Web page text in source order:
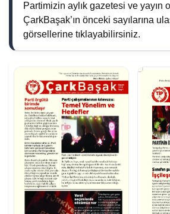
Partimizin aylık gazetesi ve yayın
ÇarkBaşak’ın önceki sayılarına
görsellerine tıklayabilirsiniz.